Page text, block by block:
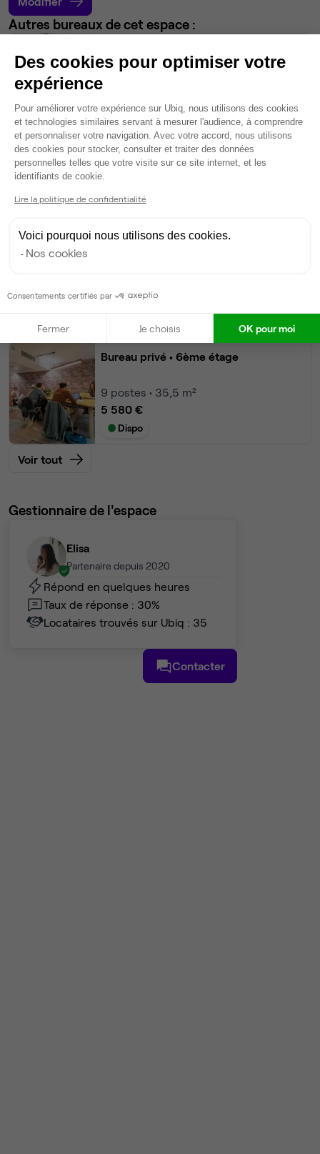
Autres bureaux de cet espace :
48
Dispo
Bureau privé• 4ème étage
35 720 €
postes • 45 m²
Dispo
Bureau privé • 6ème étage
9 postes • 35,5 m²
5 580 €
Dispo
Voir tout
Gestionnaire de l'espace
Elisa
Partenaire depuis 2020
Répond en quelques heures
Taux de réponse : 30%
Locataires trouvés sur Ubiq : 35
Contacter
Des cookies pour optimiser votre
expérience
Plateforme de Gestion du
Pour améliorer votre expérience sur Ubiq, nous utilisons des cookies
et technologies similaires servant à mesurer l'audience, à comprendre
et personnaliser votre navigation. Avec votre accord, nous utilisons
des cookies pour stocker, consulter et traiter des données
personnelles telles que votre visite sur ce site internet, et les
identifiants de cookie.
Lire la politique de confidentialité
Voici pourquoi nous utilisons des cookies.
Nos cookies
Consentements certifiés par
Fermer Je choisis OK pour moi